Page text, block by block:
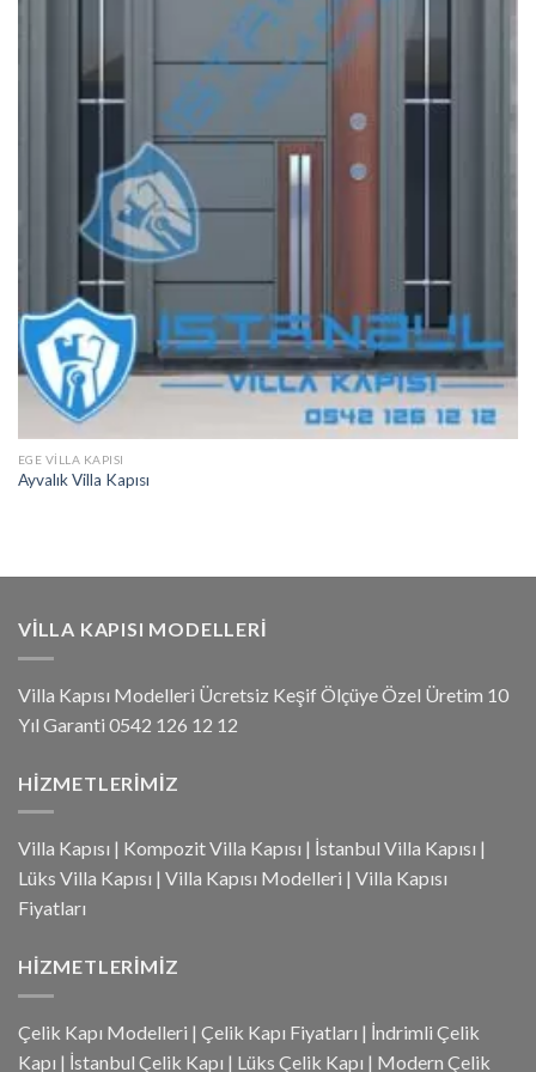
EGE VILLA KAPISI
Ayvalık Villa Kapısı
VILLA KAPISI MODELLERI
Villa Kapısı Modelleri Ücretsiz Keşif Ölçüye Özel Üretim 10
Yıl Garanti 0542 126 12 12
HIZMETLERIMIZ
Villa Kapısı | Kompozit Villa Kapısı | İstanbul Villa Kapısı |
Lüks Villa Kapısı | Villa Kapısı Modelleri | Villa Kapısı
Fiyatları
HIZMETLERIMIZ
Çelik Kapı Modelleri | Çelik Kapı Fiyatları | İndrimli Çelik
Kapı | İstanbul Çelik Kapı | Lüks Çelik Kapı | Modern Çelik